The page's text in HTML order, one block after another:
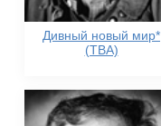
Дивный новый мир*
(TBA)